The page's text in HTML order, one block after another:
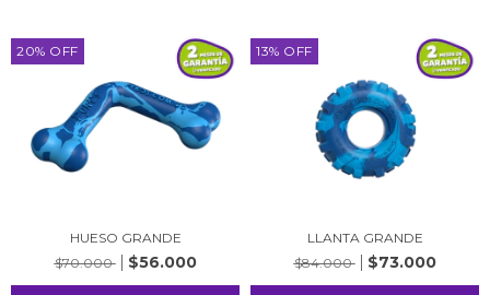
20% OFF
HUESO GRANDE
$70.000
$56.000
13% OFF
LLANTA GRANDE
$84.000
$73.000